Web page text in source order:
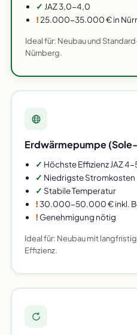
✓ JAZ 3,0-4,0
!25.000-35.000 € in
Ideal für: Neubau und
Nürnberg.
Erdwärmepumpe
✓ Höchste Effizienz JAZ 4-
✓ Niedrigste Stromkosten
✓ Stabile Temperatur
! 30.000-50.000 € inkl.
! Genehmigung nötig
Ideal für: Neubau mit
Effizienz.